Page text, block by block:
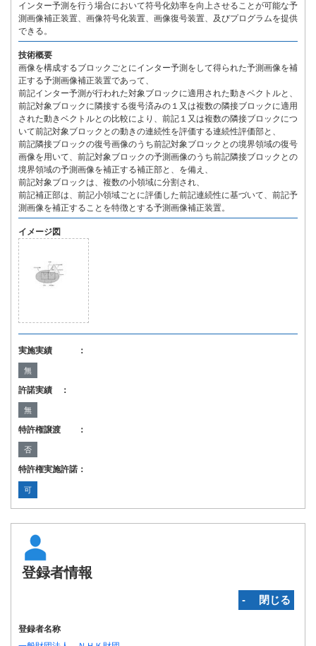
インター予測を行う場合において符号化効率を向上させることが可能な予
測画像補正装置、画像符号化装置、画像復号装置、及びプログラムを提供
できる。
技術概要
画像を構成するブロックごとにインター予測をして得られた予測画像を補
正する予測画像補正装置であって、
前記インター予測が行われた対象ブロックに適用された動きベクトルと、
前記対象ブロックに隣接する復号済みの１又は複数の隣接ブロックに適用
された動きベクトルとの比較により、前記１又は複数の隣接ブロックにつ
いて前記対象ブロックとの動きの連続性を評価する連続性評価部と、
前記隣接ブロックの復号画像のうち前記対象ブロックとの境界領域の復号
画像を用いて、前記対象ブロックの予測画像のうち前記隣接ブロックとの
境界領域の予測画像を補正する補正部と、を備え、
前記対象ブロックは、複数の小領域に分割され、
前記補正部は、前記小領域ごとに評価した前記連続性に基づいて、前記予
測画像を補正することを特徴とする予測画像補正装置。
イメージ図
実施実績 ：
無
許諾実績 ：
無
特許権譲渡 ：
否
特許権実施許諾：
可
登録者情報
‐ 閉じる
登録者名称